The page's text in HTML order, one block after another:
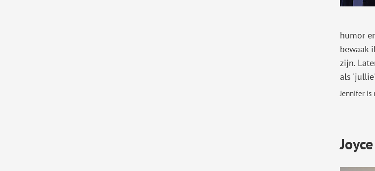
humor
bewaak
zijn.
als
Jennifer is